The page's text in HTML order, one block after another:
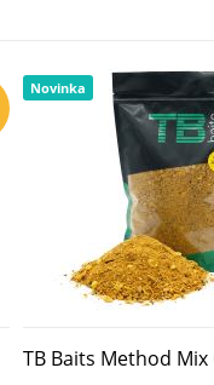
Novinka
TB Baits Method Mix